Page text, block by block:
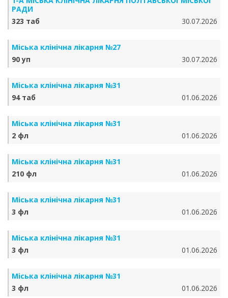
РАДИ
323 таб
30.07.2026
Міська клінічна лікарня №27
90 уп
30.07.2026
Міська клінічна лікарня №31
94 таб
01.06.2026
Міська клінічна лікарня №31
2 фл
01.06.2026
Міська клінічна лікарня №31
210 фл
01.06.2026
Міська клінічна лікарня №31
3 фл
01.06.2026
Міська клінічна лікарня №31
3 фл
01.06.2026
Міська клінічна лікарня №31
3 фл
01.06.2026